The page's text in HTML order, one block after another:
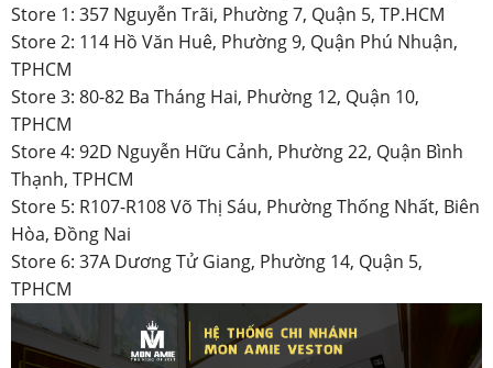
Store 1: 357 Nguyễn Trãi, Phường 7, Quận 5, TP.HCM
Store 2: 114 Hồ Văn Huê, Phường 9, Quận Phú Nhuận,
TPHCM
Store 3: 80-82 Ba Tháng Hai, Phường 12, Quận 10,
TPHCM
Store 4: 92D Nguyễn Hữu Cảnh, Phường 22, Quận Bình
Thạnh, TPHCM
Store 5: R107-R108 Võ Thị Sáu, Phường Thống Nhất, Biên
Hòa, Đồng Nai
Store 6: 37A Dương Tử Giang, Phường 14, Quận 5,
TPHCM